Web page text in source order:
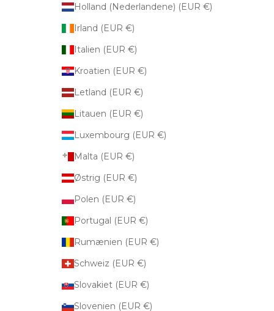
Holland (Nederlandene) (EUR €)
Irland (EUR €)
Italien (EUR €)
Kroatien (EUR €)
Letland (EUR €)
Litauen (EUR €)
Luxembourg (EUR €)
Malta (EUR €)
Østrig (EUR €)
Polen (EUR €)
Portugal (EUR €)
Rumænien (EUR €)
Schweiz (EUR €)
Slovakiet (EUR €)
Slovenien (EUR €)